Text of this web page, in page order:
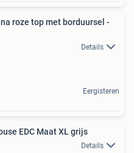
roze top met borduursel -
Details
Eergisteren
EDC Maat XL grijs
Details